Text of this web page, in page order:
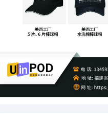
（1）计算逻辑 基于
“快速
差价核算
因承运商、